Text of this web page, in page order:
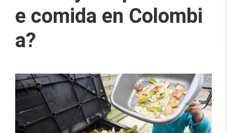
e comida en Colombi
a?